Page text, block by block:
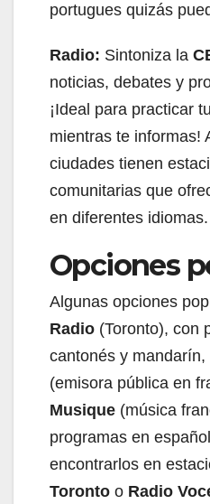
portugues quizás
Radio: Sintoniza la
noticias, debates y
¡Ideal para practicar
mientras te informas!
ciudades tienen
comunitarias que
en diferentes idiomas.
Opciones
Algunas opciones
Radio (Toronto), con
cantonés y mandarín,
(emisora pública en
Musique (música
programas en
encontrarlos en
Toronto o Radio